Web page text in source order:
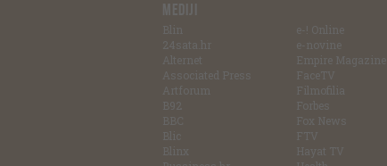
MEDIJI
Blin
24sata.hr
Alternet
Associated Press
Artforum
B92
BBC
Blic
Blinx
e-! Online
e-novine
Empire Magazine
FaceTV
Filmofilia
Forbes
Fox News
FTV
Hayat TV